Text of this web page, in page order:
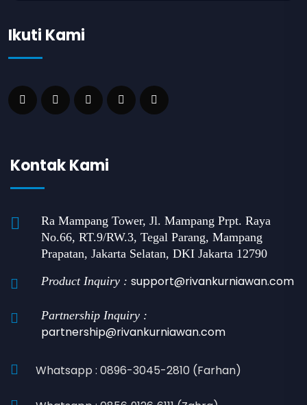
Ikuti Kami
Kontak Kami
Ra Mampang Tower, Jl. Mampang Prpt. Raya
No.66, RT.9/RW.3, Tegal Parang, Mampang
Prapatan, Jakarta Selatan, DKI Jakarta 12790
Product Inquiry : support@rivankurniawan.com
Partnership Inquiry :
partnership@rivankurniawan.com
Whatsapp : 0896-3045-2810 (Farhan)